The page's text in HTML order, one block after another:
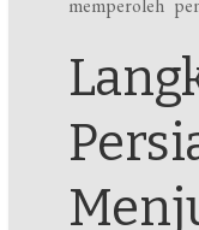
memperoleh